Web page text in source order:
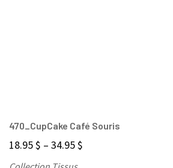
470_CupCake Café Souris
18.95$ – 34.95$